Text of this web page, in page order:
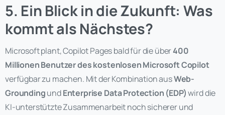
5. Ein Blick in die Zukunft: Was
kommt als Nächstes?
Microsoft plant, Copilot Pages bald für die über400
Millionen Benutzer des kostenlosen Microsoft Copilot
verfügbar zu machen. Mit der Kombination ausWeb-
GroundingundEnterprise Data Protection (EDP)wird die
KI-unterstützte Zusammenarbeit noch sicherer und